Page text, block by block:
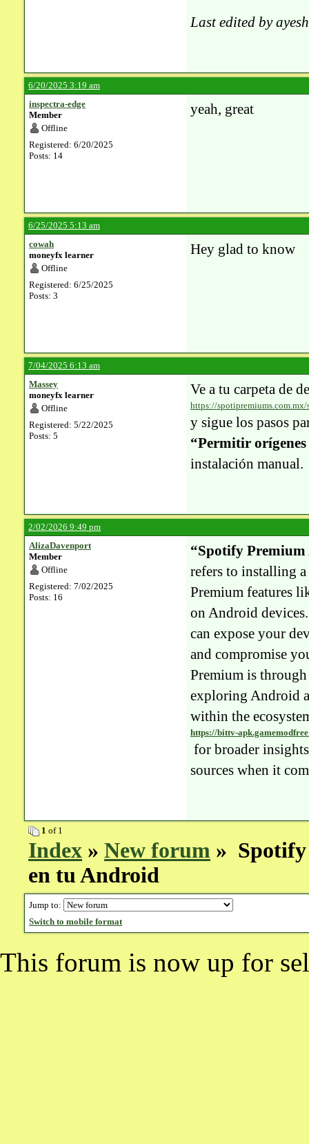
Last edited by
6/20/2025 3:19 am
inspectra-edge
Member
Offline
Registered: 6/20/2025
Posts: 14
yeah, great
6/25/2025 5:13 am
cowah
moneyfx learner
Offline
Registered: 6/25/2025
Posts: 3
Hey glad to know
7/04/2025 6:13 am
Massey
moneyfx learner
Offline
Registered: 5/22/2025
Posts: 5
Ve a tu carpeta de
https://
y sigue los pasos
“Permitir orígenes
instalación manual.
2/02/2026 9:49 pm
AlizaDavenport
Member
Offline
Registered: 7/02/2025
Posts: 16
“Spotify
refers to installing
Premium features
on Android
can expose your
and compromise
Premium is
exploring Android
within the
https://bittv-
for broader
sources when it
1 of 1
Index » New forum » Spotify
en tu Android
Jump to:
Switch to mobile format
This forum is now up for